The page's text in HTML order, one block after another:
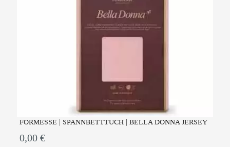
FORMESSE | SPANNBETTTUCH | BELLA DONNA JERSEY
0,00 €